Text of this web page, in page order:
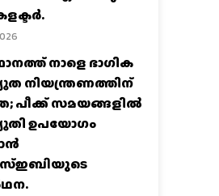
നാളെ ഭാഗിക
നിയന്ത്രണത്തിന്
പീക്ക് സമയങ്ങളില്‍
ഉപയോഗം